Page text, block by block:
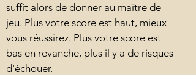
suffit alors de donner au maître de
jeu. Plus votre score est haut, mieux
vous réussirez. Plus votre score est
bas en revanche, plus il y a de risques
d'échouer.